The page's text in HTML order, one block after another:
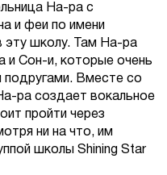
На-ра с
и феи по имени
эту школу. Там На-ра
и Сон-и, которые очень
подругами. Вместе со
ра создает вокальное
пройти через
ни на что, им
школы Shining Star